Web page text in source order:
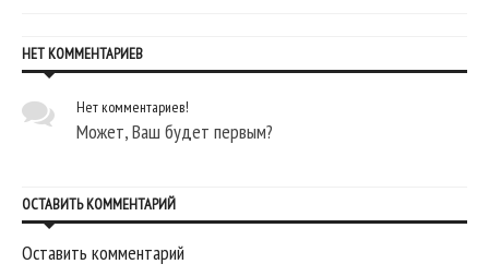
НЕТ КОММЕНТАРИЕВ
Нет комментариев!
Может, Ваш будет первым?
ОСТАВИТЬ КОММЕНТАРИЙ
Оставить комментарий